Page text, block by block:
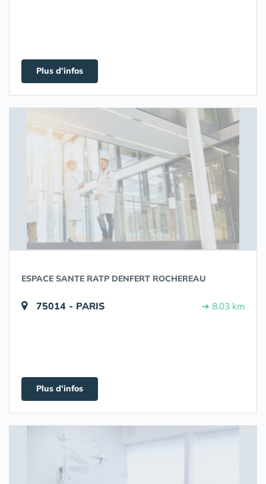
Plus d'infos
ESPACE SANTE RATP DENFERT ROCHEREAU
75014 - PARIS ➔ 8.03 km
Plus d'infos